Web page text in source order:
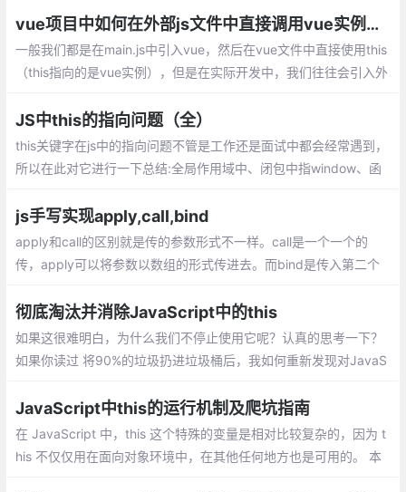
vue项目中如何在外部js文件中直接调用vue实例——比如说this
一般我们都是在main.js中引入vue，然后在vue文件中直接使用this
（this指向的是vue实例），但是在实际开发中，我们往往会引入外
vue实例
JS中this的指向问题（全）
this关键字在js中的指向问题不管是工作还是面试中都会经常遇到，
所以在此对它进行一下总结:全局作用域中、闭包中指window、函
call改变this的指向、bind改变this指向等
js手写实现apply,call,bind
apply和call的区别就是传的参数形式不一样。call是一个一个的
传，apply可以将参数以数组的形式传进去。而bind是传入第二个
彻底淘汰并消除JavaScript中的this
如果这很难明白，为什么我们不停止使用它呢？认真的思考一下？
如果你读过 将90%的垃圾扔进垃圾桶后，我如何重新发现对JavaS
JavaScript中this的运行机制及爬坑指南
在 JavaScript 中，this 这个特殊的变量是相对比较复杂的，因为 t
his 不仅仅用在面向对象环境中，在其他任何地方也是可用的。 本